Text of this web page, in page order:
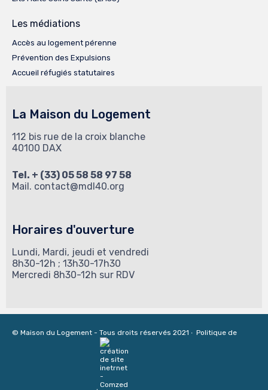
Les médiations
Accès au logement pérenne
Prévention des Expulsions
Accueil réfugiés statutaires
La Maison du Logement
112 bis rue de la croix blanche
40100 DAX
Tel. + (33) 05 58 58 97 58
Mail. contact@mdl40.org
Horaires d'ouverture
Lundi, Mardi, jeudi et vendredi
8h30-12h ; 13h30-17h30
Mercredi 8h30-12h sur RDV
© Maison du Logement - Tous droits réservés 2021 ∙ Politique de